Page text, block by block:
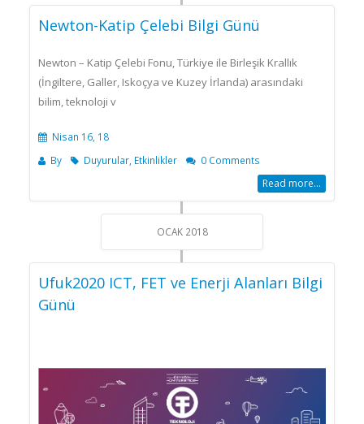
Newton-Katip Çelebi Bilgi Günü
Newton – Katip Çelebi Fonu, Türkiye ile Birleşik Krallık
(İngiltere, Galler, Iskoçya ve Kuzey İrlanda) arasındaki
bilim, teknoloji v
Nisan 16, 18
By
Duyurular, Etkinlikler 0 Comments
Read more...
OCAK 2018
Ufuk2020 ICT, FET ve Enerji Alanları Bilgi
Günü